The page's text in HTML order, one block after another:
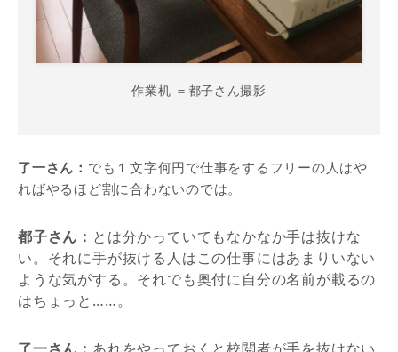
作業机 ＝都子さん撮影
了一さん： でも１文字何円で仕事をするフリーの人はや
ればやるほど割に合わないのでは。
都子さん： とは分かっていてもなかなか手は抜けな
い。それに手が抜ける人はこの仕事にはあまりいない
ような気がする。それでも奥付に自分の名前が載るの
はちょっと……。